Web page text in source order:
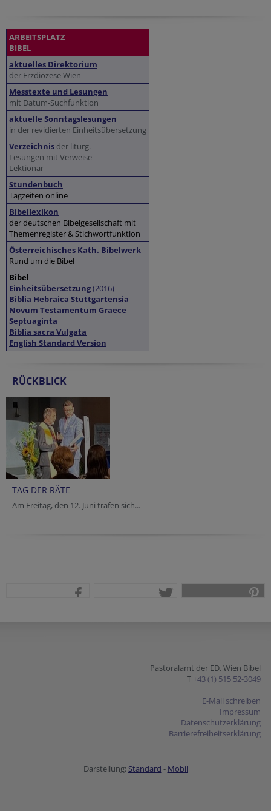
ARBEITSPLATZ
BIBEL
aktuelles Direktorium
der Erzdiözese Wien
Messtexte und Lesungen
mit Datum-Suchfunktion
aktuelle Sonntagslesungen
in der revidierten Einheitsübersetzung
Verzeichnis der liturg.
Lesungen mit Verweise
Lektionar
Stundenbuch
Tagzeiten online
Bibellexikon
der deutschen Bibelgesellschaft mit
Themenregister & Stichwortfunktion
Österreichisches Kath. Bibelwerk
Rund um die Bibel
Bibel
Einheitsübersetzung(2016)
Biblia Hebraica Stuttgartensia
Novum Testamentum Graece
Septuaginta
Biblia sacra Vulgata
English Standard Version
RÜCKBLICK
TAG DER RÄTE
Am Freitag, den 12. Juni trafen sich...
Pastoralamt der ED. Wien Bibel
T +43 (1) 515 52-3049
E-Mail schreiben
Impressum
Datenschutzerklärung
Barrierefreiheitserklärung
Darstellung: Standard - Mobil